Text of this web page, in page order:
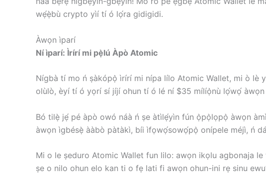
wẹ́ẹ̀bù crypto yìí tí ó lọ́ra gidigidi.
Àwọn ìparí
Ní ìparí: Ìrírí mi pẹ̀lú Àpò Atomic
Nígbà tí mo ń ṣàkópọ̀ ìrírí mi nípa lílo Atomic Wallet, mi ò lè
olùlò, èyí tí ó yọrí sí jíjí ohun tí ó lé ní $35 mílíọ̀nù lọ́wọ́
Bó tilẹ̀ jẹ́ pé àpò owó náà ń ṣe àtìlẹ́yìn fún ọ̀pọ̀lọpọ̀ àwọn
àwọn ìgbésẹ̀ ààbò pàtàkì, bíi ìfọwọ́sowọ́pọ̀ onípele méjì, ń
Mi o le ṣeduro Atomic Wallet fun lilo: awọn ikọlu agbonaja
ṣe o nilo ohun elo kan ti o fẹ lati fi awọn ohun-ini rẹ sinu